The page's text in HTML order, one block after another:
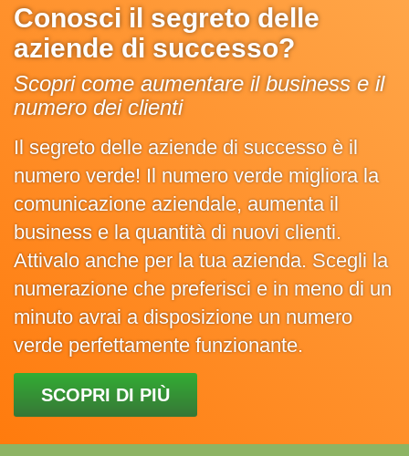
Conosci il segreto delle
aziende di successo?
Scopri come aumentare il business e il
numero dei clienti
Il segreto delle aziende di successo è il
numero verde! Il numero verde migliora la
comunicazione aziendale, aumenta il
business e la quantità di nuovi clienti.
Attivalo anche per la tua azienda. Scegli la
numerazione che preferisci e in meno di un
minuto avrai a disposizione un numero
verde perfettamente funzionante.
SCOPRI DI PIÙ